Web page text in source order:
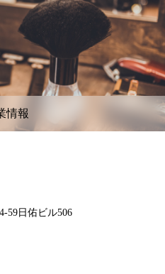
情報
59日佑ビル506